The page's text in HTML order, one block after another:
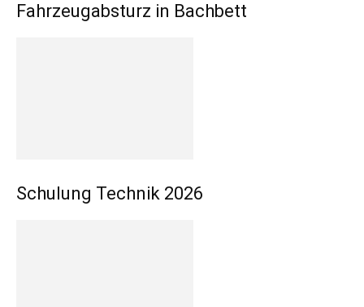
Fahrzeugabsturz in Bachbett
Schulung Technik 2026